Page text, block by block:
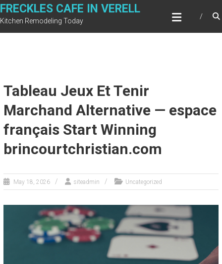
Skip
to
FRECKLES CAFE IN VERELL
Kitchen Remodeling Today
Tableau Jeux Et Tenir
Marchand Alternative — espace
français Start Winning
brincourtchristian.com
May 18, 2026 siteadmin Uncategorized